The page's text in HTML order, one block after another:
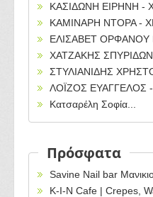
ΚΑΣΙΔΩΝΗ ΕΙΡΗΝΗ -
ΚΑΜΙΝΑΡΗ ΝΤΟΡΑ -
ΕΛΙΣΑΒΕΤ ΟΡΦΑΝΟΥ
ΧΑΤΖΑΚΗΣ ΣΠΥΡΙΔΩΝ
ΣΤΥΛΙΑΝΙΔΗΣ
ΛΟΪΖΟΣ ΕΥΑΓΓΕΛΟΣ -
Κατσαρέλη Σοφία...
Πρόσφατα
Savine Nail bar
Κ-Ι-Ν Cafe | Crepes,